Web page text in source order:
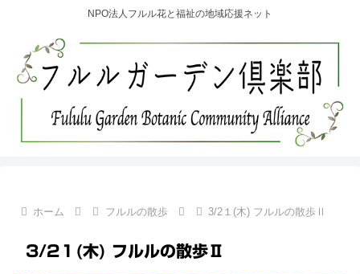
NPO法人フルル花と福祉の地域応援ネット
ホーム フルルの散歩 3/2１(木) フルルの散歩Ⅱ
3/2１(木) フルルの散歩Ⅱ